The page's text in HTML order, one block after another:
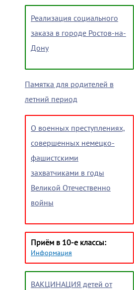
Реализация социального
заказа в городе Ростов-на-
Дону
Памятка для родителей в
летний период
О военных преступлениях,
совершенных немецко-
фашистскими
захватчиками в годы
Великой Отечественно
войны
Приём в 10-е классы:
Информация
ВАКЦИНАЦИЯ детей от